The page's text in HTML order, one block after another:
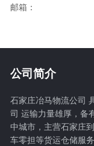
邮箱：
公司简介
石家庄冶马物流公司
司 运输力量雄厚，备
中城市，主营石家庄
车零担等货运仓储服